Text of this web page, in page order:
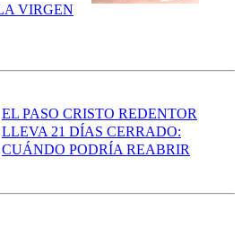
VIRGEN
EL PASO CRISTO REDENTOR
LLEVA 21 DÍAS CERRADO:
CUÁNDO PODRÍA REABRIR